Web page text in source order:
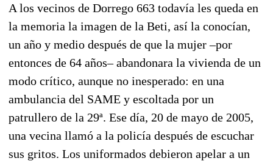
A los vecinos de Dorrego 663 todavía les queda en
la memoria la imagen de la Beti, así la conocían,
un año y medio después de que la mujer –por
entonces de 64 años– abandonara la vivienda de un
modo crítico, aunque no inesperado: en una
ambulancia del SAME y escoltada por un
patrullero de la 29ª. Ese día, 20 de mayo de 2005,
una vecina llamó a la policía después de escuchar
sus gritos. Los uniformados debieron apelar a un